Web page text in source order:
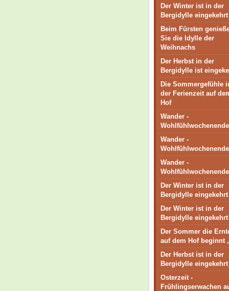
Der Winter ist in der
Bergidylle eingekehrt
Beim Fürsten
Sie die Idylle der
Weihnachs
Der Herbst in der
Bergidylle ist
Die Sommergefühle
der Ferienzeit auf
Hof
Wander -
Wohlfühlwochenende
Wander -
Wohlfühlwochenende
Wander -
Wohlfühlwochenende
Der Winter ist in der
Bergidylle eingekehrt
Der Winter ist in der
Bergidylle eingekehrt
Der Sommer die
auf dem Hof beginnt ,
Der Herbst ist in der
Bergidylle eingekehrt
Osterzeit -
Frühlingserwachen